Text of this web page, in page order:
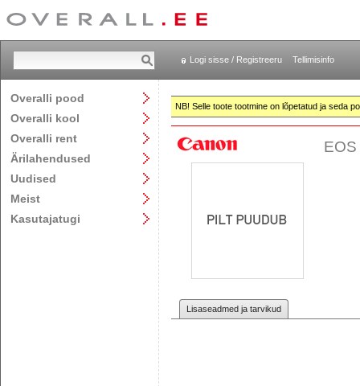
Logi sisse / Registreeru Tellimisinfo
Overalli pood
Overalli kool
Overalli rent
Ärilahendused
Uudised
Meist
Kasutajatugi
NB! Selle toote tootmine on lõpetatud ja seda
Lisaseadmed ja tarvikud